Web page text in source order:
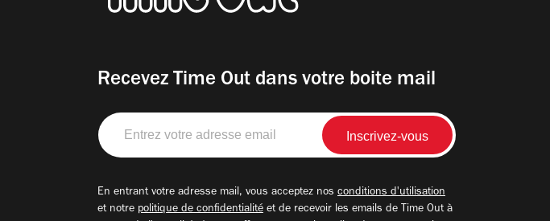
Recevez Time Out dans votre boite mail
Entrez
votre
adresse
En entrant votre adresse mail, vous acceptez nos conditions d'utilisation
et notre politique de confidentialité et de recevoir les emails de Time Out à